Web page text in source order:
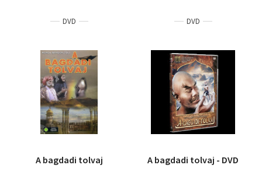
Szótár, nyelvkönyv
Tankönyv, segédkönyv
Társadalomtudomány
Történelem
DVD
A bagdadi tolvaj
DVD
A bagdadi tolvaj - DVD